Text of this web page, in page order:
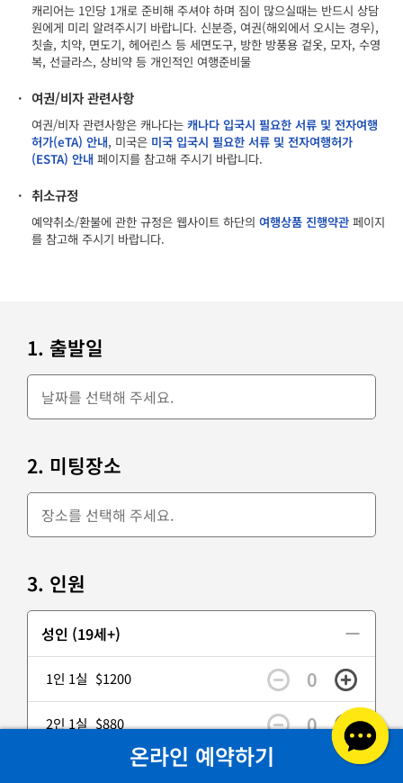
캐리어는 1인당 1개로 준비해 주셔야 하며 짐이 많으실때는 반드시 상담
원에게 미리 알려주시기 바랍니다. 신분증, 여권(해외에서 오시는 경우),
칫솔, 치약, 면도기, 헤어린스 등 세면도구, 방한 방풍용 겉옷, 모자, 수영
복, 선글라스, 상비약 등 개인적인 여행준비물
· 여권/비자 관련사항
여권/비자 관련사항은 캐나다는 캐나다 입국시 필요한 서류 및 전자여행
허가(eTA) 안내, 미국은 미국 입국시 필요한 서류 및 전자여행허가
(ESTA) 안내 페이지를 참고해 주시기 바랍니다.
· 취소규정
예약취소/환불에 관한 규정은 웹사이트 하단의 여행상품 진행약관 페이지
를 참고해 주시기 바랍니다.
1. 출발일
2. 미팅장소
3. 인원
성인 (19세+)
1인 1실 $1200 0
2인 1실 $880 0
온라인 예약하기